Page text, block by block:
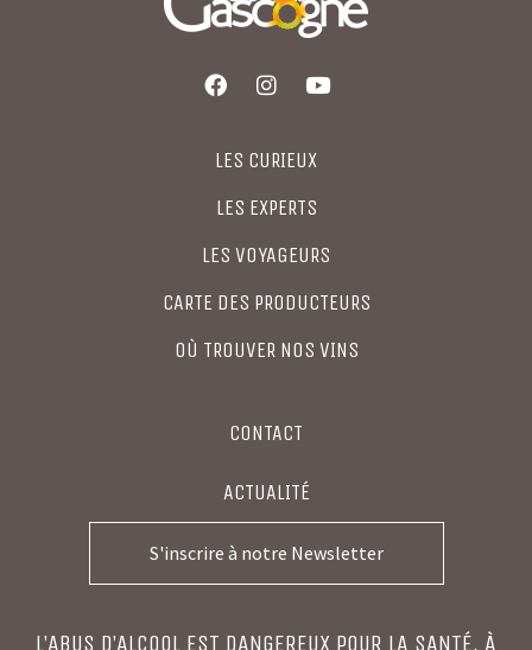
LES CURIEUX
LES EXPERTS
LES VOYAGEURS
CARTE DES PRODUCTEURS
OÙ TROUVER NOS VINS
CONTACT
ACTUALITÉ
S'inscrire à notre Newsletter
L’ABUS D’ALCOOL EST DANGEREUX POUR LA SANTÉ. À